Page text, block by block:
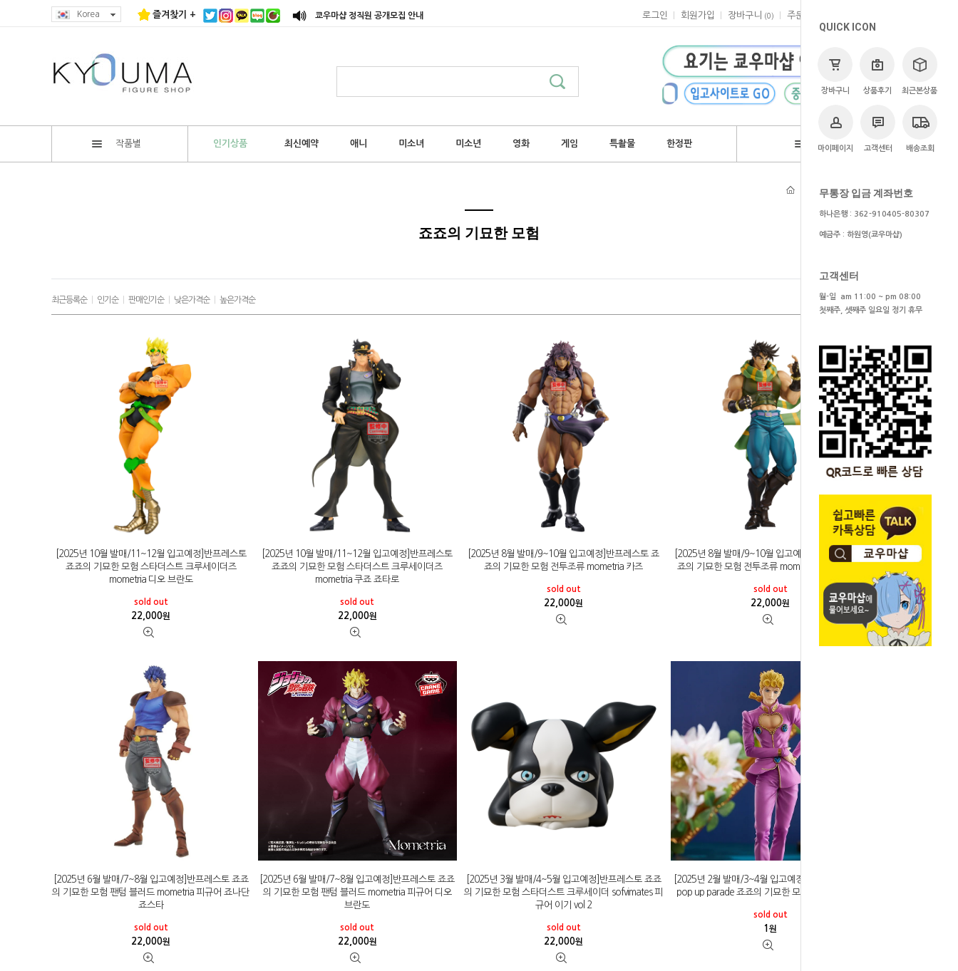
Korea 즐겨찾기 + 쿄우마샵 정직원 공개모집 안내 로그인 회원가입 장바구니 (0 ) 주문
작품별 인기상품 최신예약 애니 미소녀 미소년 영화 게임 특촬물 한정판 브랜드
QUICK ICON
장바구니 상품후기 최근본상품
마이페이지 고객센터 배송조회
무통장 입금 계좌번호
하나은행 : 362-910405-80307
예금주 : 하원영(쿄우마샵)
고객센터
월-일 am 11:00 ~ pm 08:00
첫째주, 셋째주 일요일 정기 휴무
애니 >죠죠의 기묘한 모험
죠죠의 기묘한 모험
최근등록순| 인기순| 판매인기순| 낮은가격순| 높은가격순
[2025년 10월 발매/11~12월 입고예정]반프레스토
죠죠의 기묘한 모험 스타더스트 크루세이더즈
mometria 디오 브란도
sold out
22,000원
[2025년 10월 발매/11~12월 입고예정]반프레스토
죠죠의 기묘한 모험 스타더스트 크루세이더즈
mometria 쿠죠 죠타로
sold out
22,000원
[2025년 8월 발매/9~10월 입고예정]반프레스토 죠
죠의 기묘한 모험 전투조류 mometria 카즈
sold out
22,000원
[2025년 8월 발매/9~10월 입고예정]반프레스토 죠
죠의 기묘한 모험 전투조류 mometria 죠셉 죠스타
sold out
22,000원
[2025년 6월 발매/7~8월 입고예정]반프레스토 죠죠
의 기묘한 모험 팬텀 블러드 mometria 피규어 죠나단
죠스타
sold out
22,000원
[2025년 6월 발매/7~8월 입고예정]반프레스토 죠죠
의 기묘한 모험 팬텀 블러드 mometria 피규어 디오
브란도
sold out
22,000원
[2025년 3월 발매/4~5월 입고예정]반프레스토 죠죠
의 기묘한 모험 스타더스트 크루세이더 sofvimates 피
규어 이기 vol 2
sold out
22,000원
[2025년 2월 발매/3~4월 입고예정]굿스마일컴퍼니
pop up parade 죠죠의 기묘한 모험 죠르노 죠바나
sold out
1원